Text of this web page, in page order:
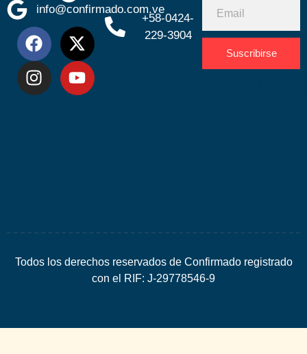
info@confirmado.com.ve
+58-0424-
229-3904
Suscribirse
Todos los derechos reservados de Confirmado registrado
con el RIF: J-29778546-9